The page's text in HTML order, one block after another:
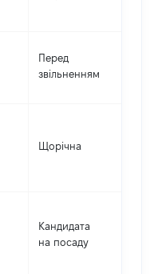
Перед
звільненням
Щорічна
Кандидата
на посаду